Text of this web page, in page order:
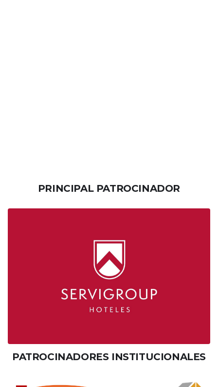
PRINCIPAL PATROCINADOR
PATROCINADORES INSTITUCIONALES